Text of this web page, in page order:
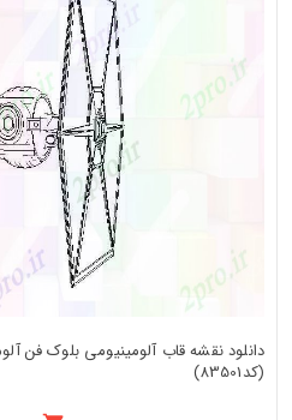
دانلود نقشه قاب آلومینیومی بلوک فن
(کد83501)